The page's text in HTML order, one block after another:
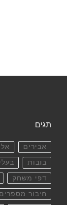
תגים
אבירים
בובות
דפי משחק
חיבור